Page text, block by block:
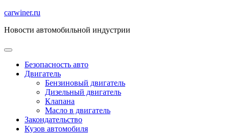
Перейти
содержимому
carwiner.ru
Новости автомобильной индустрии
Безопасность авто
Двигатель
Бензиновый двигатель
Дизельный двигатель
Клапана
Масло в двигатель
Закондательство
Кузов автомобиля